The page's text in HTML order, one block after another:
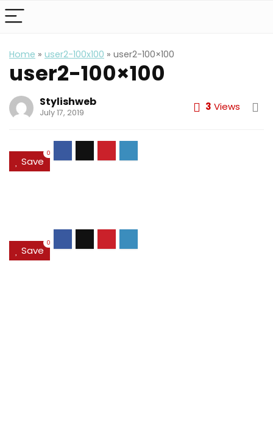
Home » user2-100x100 » user2-100×100
user2-100×100
Stylishweb
July 17, 2019 3 Views
Save
0
Save
0